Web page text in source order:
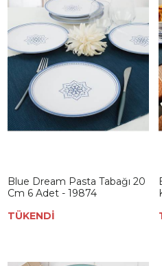
Blue Dream Pasta Tabağı 20
Cm 6 Adet - 19874
TÜKENDİ